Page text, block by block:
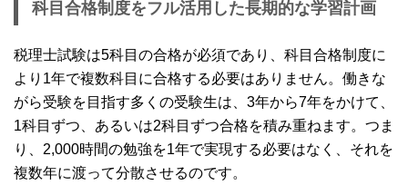
科目合格制度をフル活用した長期的な学習計画
税理士試験は5科目の合格が必須であり、科目合格制度に
より1年で複数科目に合格する必要はありません。働きな
がら受験を目指す多くの受験生は、3年から7年をかけて、
1科目ずつ、あるいは2科目ずつ合格を積み重ねます。つま
り、2,000時間の勉強を1年で実現する必要はなく、それを
複数年に渡って分散させるのです。